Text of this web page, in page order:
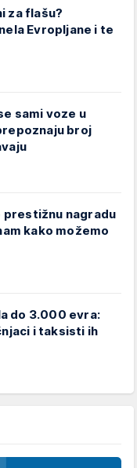
za flašu?
Evropljane i te
sami voze u
broj
prestižnu nagradu
kako možemo
do 3.000 evra:
i taksisti ih